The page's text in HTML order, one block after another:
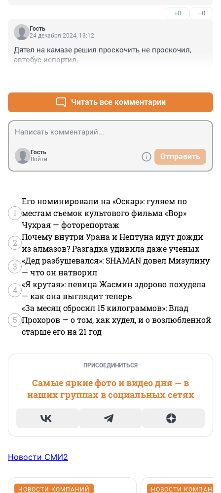
+0 –0
Гость
24 декабря 2024, 13:12
Дятел на камазе решил проскочить не проскочил,
автобус испортил.
Читать все комментарии
Гость
Войти
Отправить
1
Его номинировали на «Оскар»: гуляем по
местам съемок культового фильма «Вор»
Чухрая — фоторепортаж
2
Почему внутри Урана и Нептуна идут дожди
из алмазов? Разгадка удивила даже ученых
3
«Дед разбушевался»: SHAMAN довел Мизулину
— что он натворил
4
«Я крутая»: певица Жасмин здорово похудела
— как она выглядит теперь
5
«За месяц сбросил 15 килограммов»: Влад
Прохоров — о том, как худел, и о возлюбленной
старше его на 21 год
ПРИСОЕДИНИТЬСЯ
Самые яркие фото и видео дня — в
наших группах в социальных сетях
Новости СМИ2
НОВОСТИ КОМПАНИЙ НОВОСТИ